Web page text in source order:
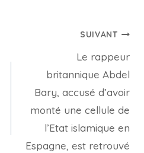
SUIVANT
Le rappeur
britannique Abdel
Bary, accusé d’avoir
monté une cellule de
l’Etat islamique en
Espagne, est retrouvé